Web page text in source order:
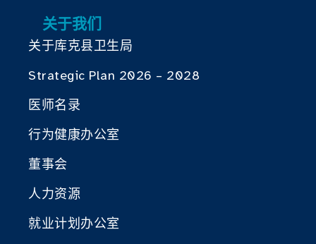
关于我们
关于库克县卫生局
Strategic Plan 2026 – 2028
医师名录
行为健康办公室
董事会
人力资源
就业计划办公室